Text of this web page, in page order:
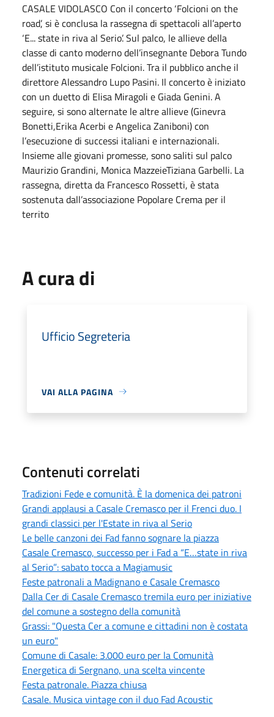
CASALE VIDOLASCO Con il concerto ‘Folcioni on the
road’, si è conclusa la rassegna di spettacoli all’aperto
‘E... state in riva al Serio’. Sul palco, le allieve della
classe di canto moderno dell’insegnante Debora Tundo
dell’istituto musicale Folcioni. Tra il pubblico anche il
direttore Alessandro Lupo Pasini. Il concerto è iniziato
con un duetto di Elisa Miragoli e Giada Genini. A
seguire, si sono alternate le altre allieve (Ginevra
Bonetti,Erika Acerbi e Angelica Zaniboni) con
l’esecuzione di successi italiani e internazionali.
Insieme alle giovani promesse, sono saliti sul palco
Maurizio Grandini, Monica MazzeieTiziana Garbelli. La
rassegna, diretta da Francesco Rossetti, è stata
sostenuta dall’associazione Popolare Crema per il
territo
A cura di
Ufficio Segreteria
VAI ALLA PAGINA
Contenuti correlati
Tradizioni Fede e comunità. È la domenica dei patroni
Grandi applausi a Casale Cremasco per il Frenci duo. I
grandi classici per l'Estate in riva al Serio
Le belle canzoni dei Fad fanno sognare la piazza
Casale Cremasco, successo per i Fad a “E…state in riva
al Serio”: sabato tocca a Magiamusic
Feste patronali a Madignano e Casale Cremasco
Dalla Cer di Casale Cremasco tremila euro per iniziative
del comune a sostegno della comunità
Grassi: "Questa Cer a comune e cittadini non è costata
un euro"
Comune di Casale: 3.000 euro per la Comunità
Energetica di Sergnano, una scelta vincente
Festa patronale. Piazza chiusa
Casale. Musica vintage con il duo Fad Acoustic